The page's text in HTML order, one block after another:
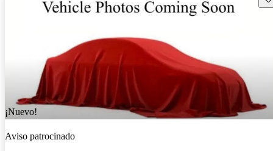
¡Nuevo!
Aviso patrocinado